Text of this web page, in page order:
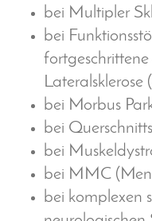
bei Multipler
bei
Lateralsklerose
bei Morbus
bei
bei
bei MMC
bei komplexen